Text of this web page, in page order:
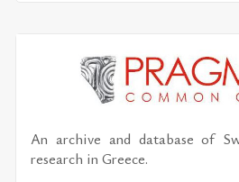
An archive and database of
research in Greece.